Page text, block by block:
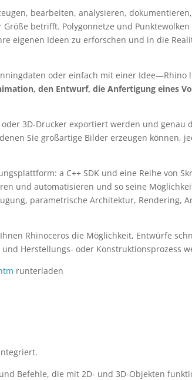
bearbeiten, analysieren,
betrifft. Polygonnetze und
eigenen Ideen zu erforschen und in die
oder einfach mit einer
den Entwurf, die Anfertigung eines
3D-Drucker exportiert werden und genau
Sie großartige Bilder erzeugen können,
a C++ SDK und eine Reihe von
und automatisieren und so seine
parametrische Architektur, Rendering,
Rhinoceros die Möglichkeit, Entwürfe
Herstellungs- oder Konstruktionsprozess
runterladen
Befehle, die mit 2D- und 3D-Objekten